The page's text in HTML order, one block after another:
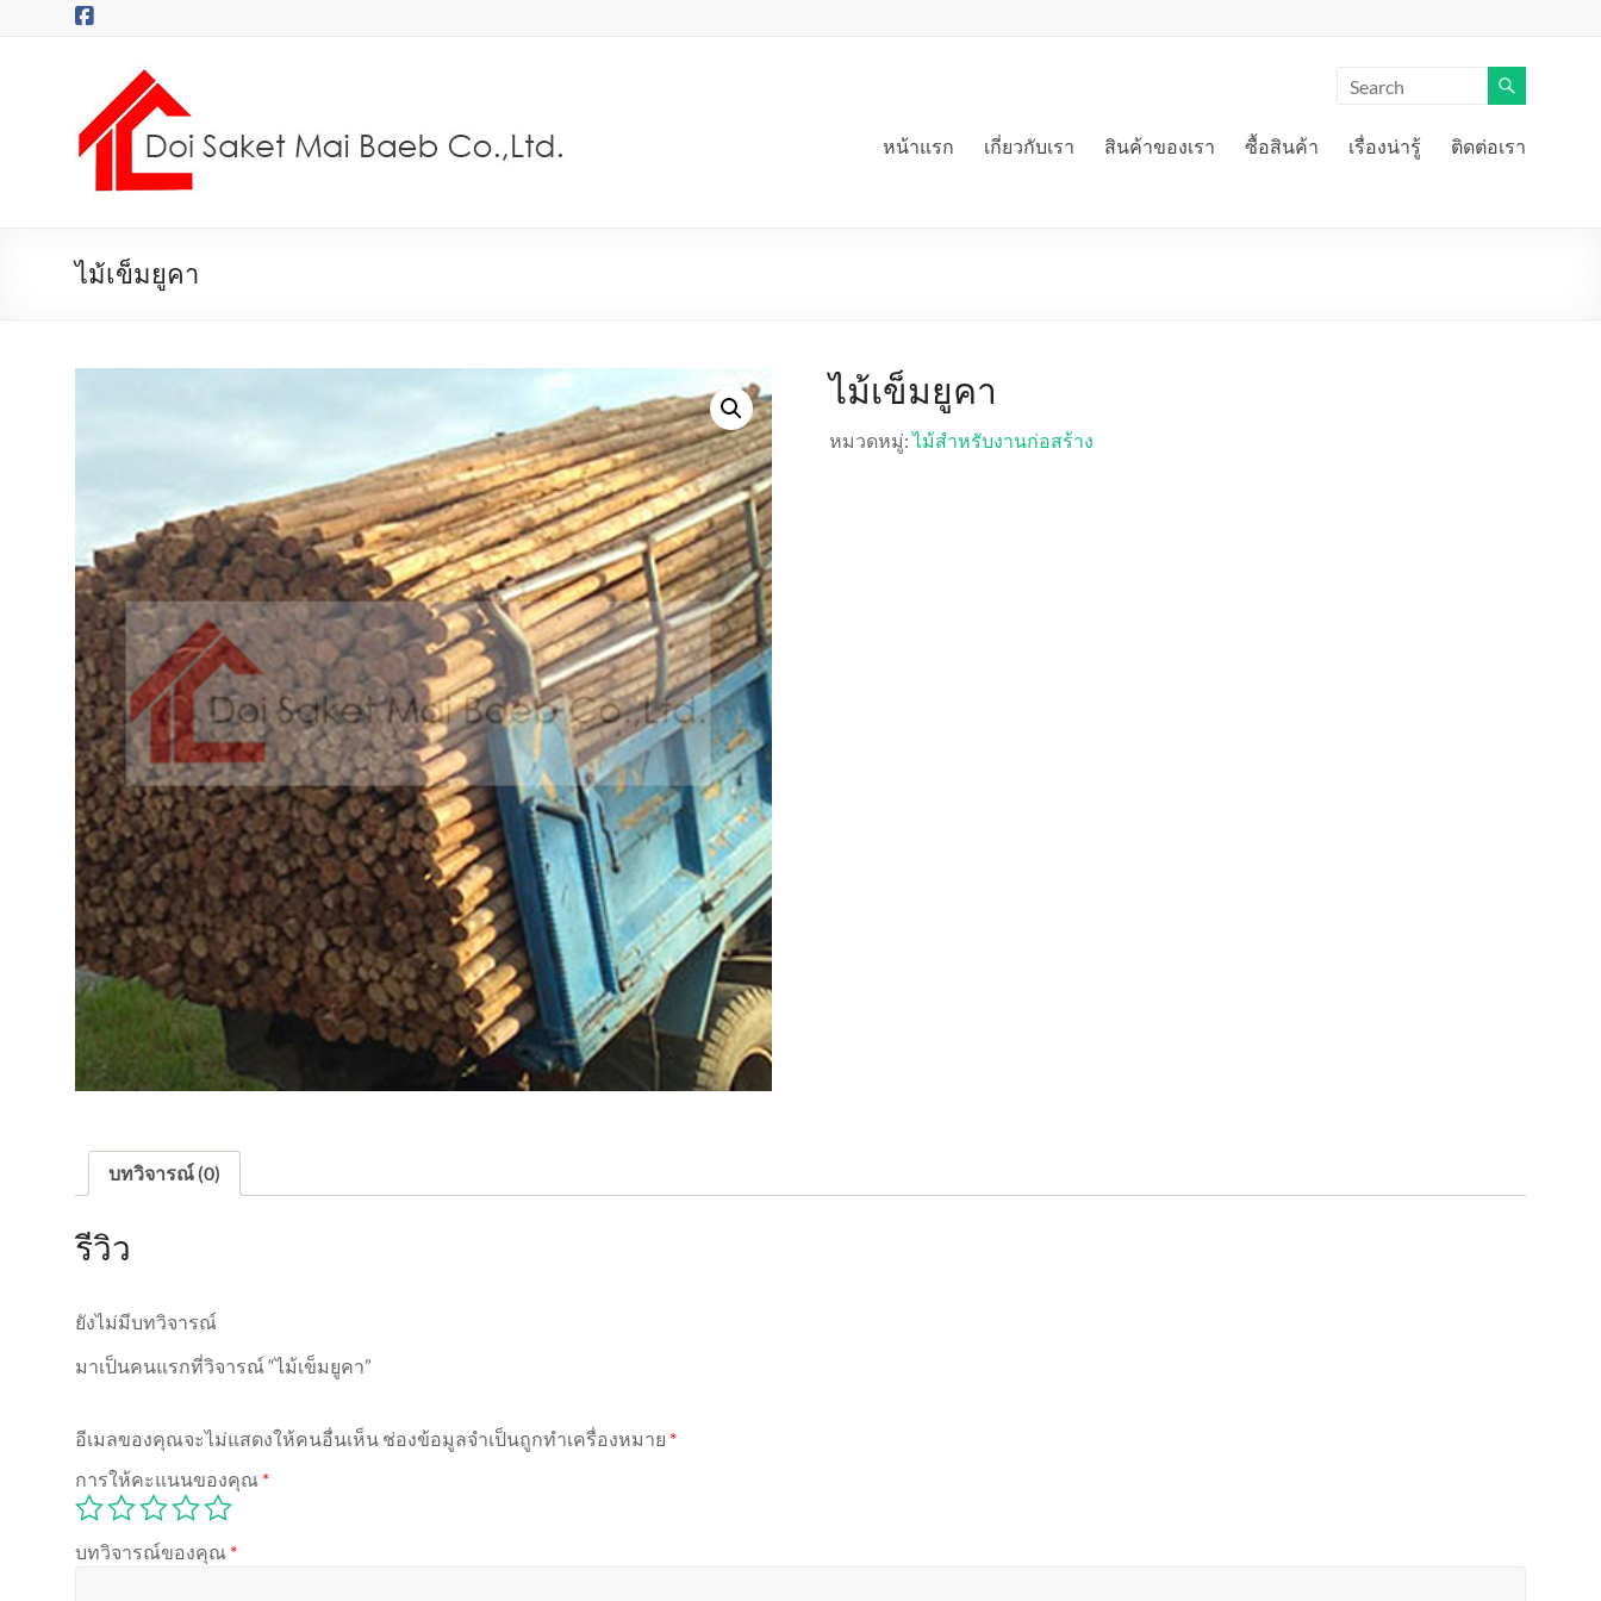
บริษัท
ดอยสะเก็ด
ไม้
จำกัด
ไม้ไผ่
วัสดุ
ก่อสร้าง
หน้าแรก เกี่ยวกับเรา สินค้าของเรา ซื้อสินค้า เรื่องน่ารู้ ติดต่อเรา
ไม้เข็มยูคา
ไม้เข็มยูคา
หมวดหมู่:ไม้สำหรับงานก่อสร้าง
บทวิจารณ์ (0)
รีวิว
ยังไม่มีบทวิจารณ์
มาเป็นคนแรกที่วิจารณ์ “ไม้เข็มยูคา”
อีเมลของคุณจะไม่แสดงให้คนอื่นเห็น ช่องข้อมูลจำเป็นถูกทำเครื่องหมาย *
การให้คะแนนของคุณ *
บทวิจารณ์ของคุณ *